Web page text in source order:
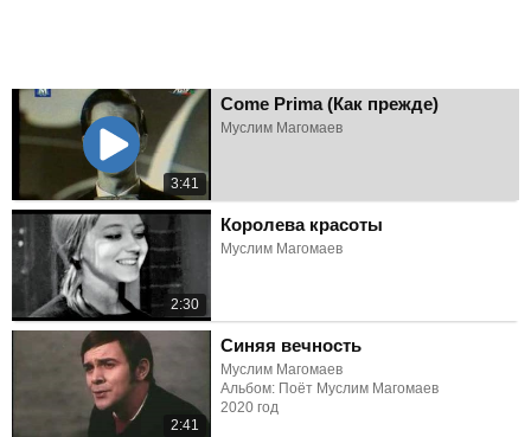
3:41
Come Prima (Как прежде)
Муслим Магомаев
2:30
Королева красоты
Муслим Магомаев
2:41
Синяя вечность
Муслим Магомаев
Альбом: Поёт Муслим Магомаев
2020 год